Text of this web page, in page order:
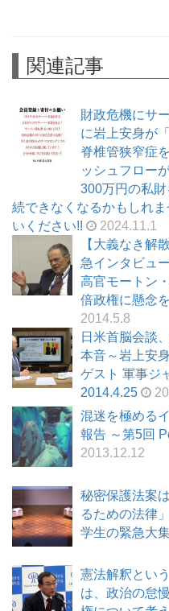
関連記事
財政危機にサ
に岩上安身が
脊椎管狭窄症
ッシュフロー
300万円の私
続できなくなるかもしれ
いください!!
2024.11.1
【大義なき解
急インタビュ
高官モートン
倍政権に懸念
2014.5.8
日米首脳会談
本音～岩上安
ゲスト 軍事ジ
2014.4.25
混迷を極める
報告 ～第5回
2013.12.12
秘密保護法案
るための法律
学生の緊急大
憲法解釈とい
は、政治の怠